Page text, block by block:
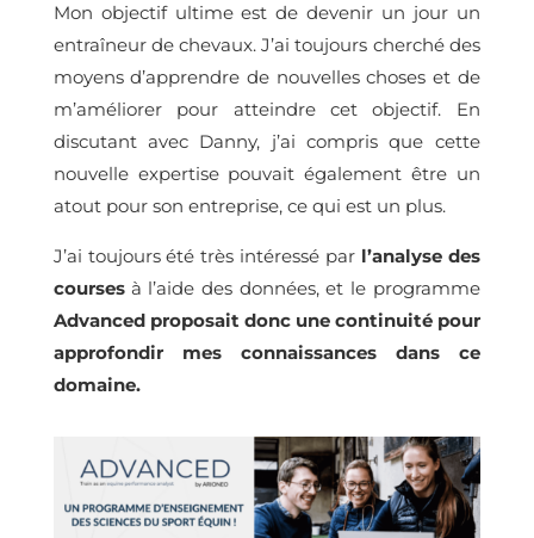
Mon objectif ultime est de devenir un jour un
entraîneur de chevaux. J’ai toujours cherché des
moyens d’apprendre de nouvelles choses et de
m’améliorer pour atteindre cet objectif. En
discutant avec Danny, j’ai compris que cette
nouvelle expertise pouvait également être un
atout pour son entreprise, ce qui est un plus.
J’ai toujours été très intéressé par l’analyse des
courses
à l’aide des données, et le programme
Advancedproposait donc une continuité pour
approfondir mes connaissances dans ce
domaine.